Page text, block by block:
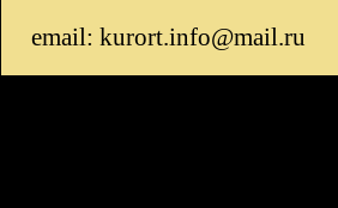
email: kurort.info@mail.ru